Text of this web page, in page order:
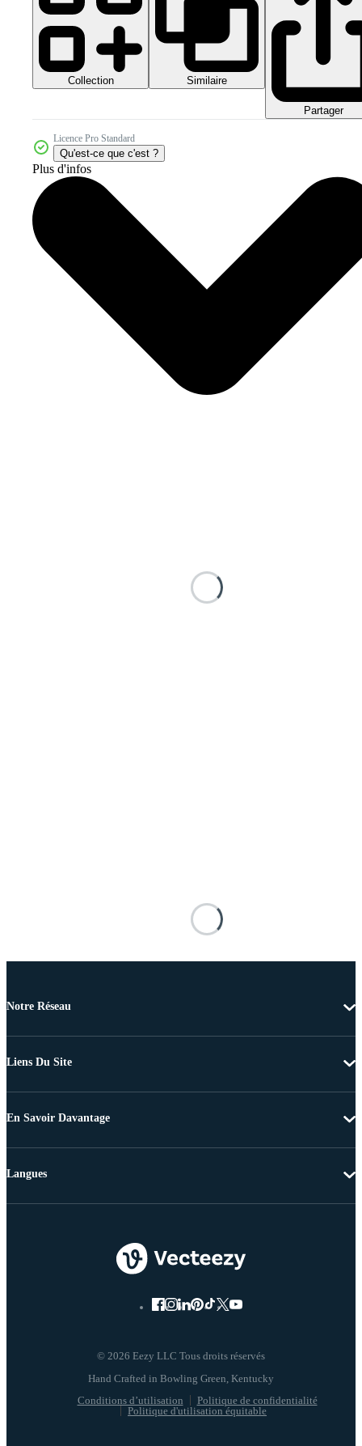
Collection Similaire
Partager
Licence Pro Standard
Qu'est-ce que c'est ?
Plus d'infos
Notre Réseau
Liens Du Site
En Savoir Davantage
© 2026 Eezy LLC Tous droits réservés
Conditions d’utilisation
Politique de confidentialité
Politique d'utilisation équitable
Langues